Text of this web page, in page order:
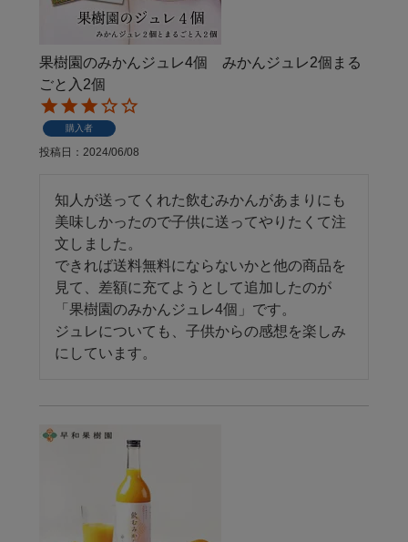
果樹園のみかんジュレ4個 みかんジュレ2個まる
ごと入2個
購入者
投稿日 2024/06/08
知人が送ってくれた飲むみかんがあまりにも
美味しかったので子供に送ってやりたくて注
文しました。
できれば送料無料にならないかと他の商品を
見て、差額に充てようとして追加したのが
「果樹園のみかんジュレ4個」です。
ジュレについても、子供からの感想を楽しみ